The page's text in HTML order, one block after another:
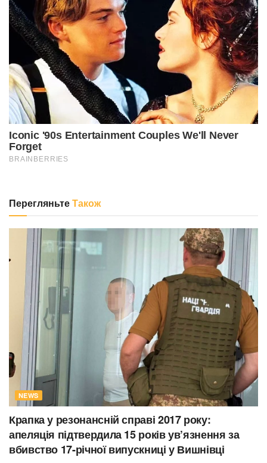
ПерегляньтеТакож
NEWS
Крапка у резонансній справі 2017 року:
апеляція підтвердила 15 років ув’язнення за
вбивство 17-річної випускниці у Вишнівці